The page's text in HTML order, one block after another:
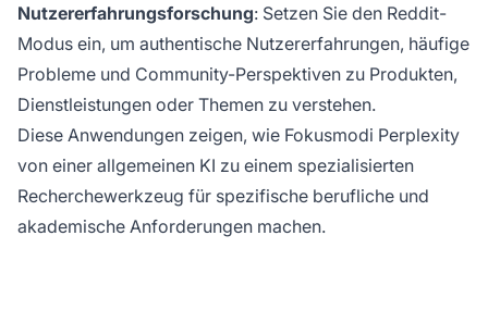
Nutzererfahrungsforschung: Setzen Sie den Reddit-
Modus ein, um authentische Nutzererfahrungen, häufige
Probleme und Community-Perspektiven zu Produkten,
Dienstleistungen oder Themen zu verstehen.
Diese Anwendungen zeigen, wie Fokusmodi Perplexity
von einer allgemeinen KI zu einem spezialisierten
Recherchewerkzeug für spezifische berufliche und
akademische Anforderungen machen.